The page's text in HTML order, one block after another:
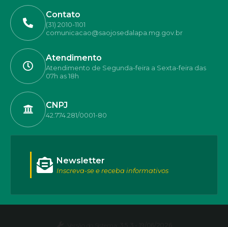
Contato
(31) 2010-1101
comunicacao@saojosedalapa.mg.gov.br
Atendimento
Atendimento de Segunda-feira a Sexta-feira das
07h as 18h
CNPJ
42.774.281/0001-80
Newsletter
Inscreva-se e receba informativos